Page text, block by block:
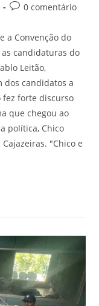
0 comentário
a Convenção do
candidaturas do
Leitão,
dos candidatos a
fez forte discurso
que chegou ao
política, Chico
"Chico e